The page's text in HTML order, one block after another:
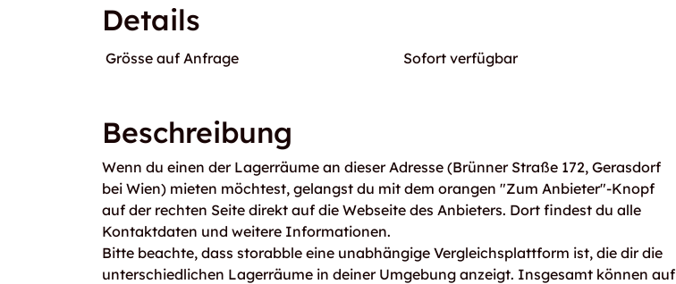
Details
Grösse auf Anfrage Sofort verfügbar
Beschreibung
Wenn du einen der Lagerräume an dieser Adresse (Brünner Straße 172, Gerasdorf
bei Wien) mieten möchtest, gelangst du mit dem orangen "Zum Anbieter"-Knopf
auf der rechten Seite direkt auf die Webseite des Anbieters. Dort findest du alle
Kontaktdaten und weitere Informationen.
Bitte beachte, dass storabble eine unabhängige Vergleichsplattform ist, die dir die
unterschiedlichen Lagerräume in deiner Umgebung anzeigt. Insgesamt können auf